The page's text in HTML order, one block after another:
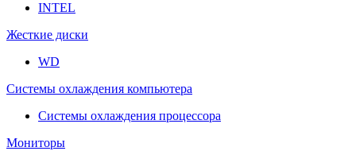
INTEL
Жесткие диски
WD
Системы охлаждения компьютера
Системы охлаждения процессора
Мониторы